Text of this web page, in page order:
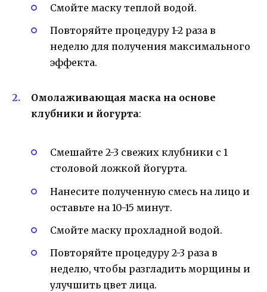
Смойте маску теплой водой.
Повторяйте процедуру 1-2 раза в
неделю для получения максимального
эффекта.
Омолаживающая маска на основе
клубники и йогурта:
Смешайте 2-3 свежих клубники с 1
столовой ложкой йогурта.
Нанесите полученную смесь на лицо и
оставьте на 10-15 минут.
Смойте маску прохладной водой.
Повторяйте процедуру 2-3 раза в
неделю, чтобы разгладить морщины и
улучшить цвет лица.